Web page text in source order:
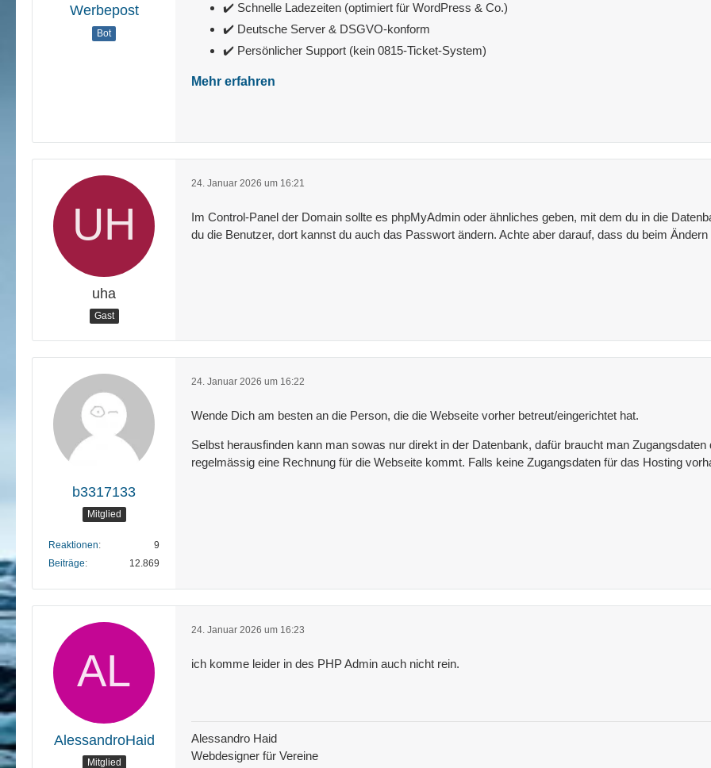
Werbepost
Bot
✔️ Schnelle Ladezeiten (optimiert für WordPress & Co.)
✔️ Deutsche Server & DSGVO-konform
✔️ Persönlicher Support (kein 0815-Ticket-System)
Mehr erfahren
uha
Gast
24. Januar 2026 um 16:21
Im Control-Panel der Domain sollte es phpMyAdmin oder ähnliches geben, mit dem du in die
du die Benutzer, dort kannst du auch das Passwort ändern. Achte aber darauf, dass du beim
b3317133
Mitglied
Reaktionen
9
Beiträge
12.869
24. Januar 2026 um 16:22
Wende Dich am besten an die Person, die die Webseite vorher betreut/eingerichtet hat.
Selbst herausfinden kann man sowas nur direkt in der Datenbank, dafür braucht man
regelmässig eine Rechnung für die Webseite kommt. Falls keine Zugangsdaten für das Hosting
AlessandroHaid
Mitglied
24. Januar 2026 um 16:23
ich komme leider in des PHP Admin auch nicht rein.
Alessandro Haid
Webdesigner für Vereine